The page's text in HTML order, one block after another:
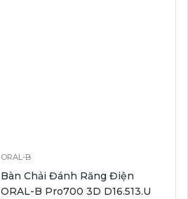
ORAL-B
Bàn Chải Đánh Răng Điện
ORAL-B Pro700 3D D16.513.U